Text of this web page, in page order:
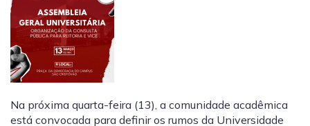
Na próxima quarta-feira (13), a comunidade acadêmica
está convocada para definir os rumos da Universidade